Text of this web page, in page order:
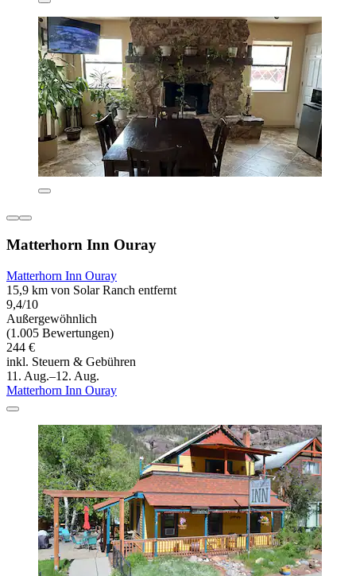
Matterhorn Inn Ouray
Matterhorn Inn Ouray
15,9 km von Solar Ranch entfernt
9,4/10
Außergewöhnlich
(1.005 Bewertungen)
244 €
inkl. Steuern & Gebühren
11. Aug.–12. Aug.
Matterhorn Inn Ouray